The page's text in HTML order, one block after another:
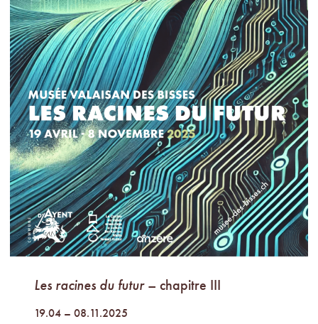
Les racines du futur– chapitre III
19.04 – 08.11.2025